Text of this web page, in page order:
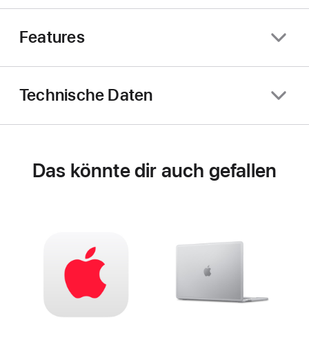
Features
Technische Daten
Das könnte dir auch gefallen